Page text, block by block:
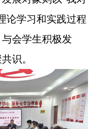
论学习和实践过程
会学生积极发
识。